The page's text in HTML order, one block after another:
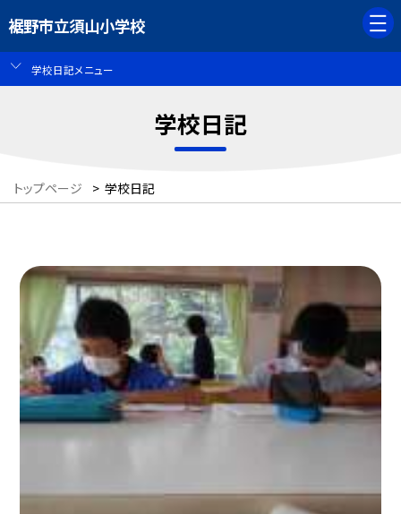
裾野市立須山小学校
学校日記メニュー
学校日記
トップページ > 学校日記